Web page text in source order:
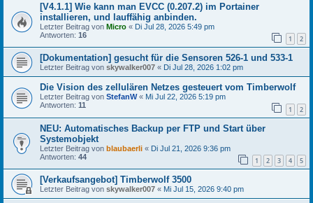
[V4.1.1] Wie kann man EVCC (0.207.2) im Portainer
installieren, und lauffähig anbinden.
Letzter Beitrag von Micro « Di Jul 28, 2026 5:49 pm
Antworten: 16 1 2
[Dokumentation] gesucht für die Sensoren 526-1 und 533-1
Letzter Beitrag von skywalker007 « Di Jul 28, 2026 1:02 pm
Die Vision des zellulären Netzes gesteuert vom Timberwolf
Letzter Beitrag von StefanW« Mi Jul 22, 2026 5:19 pm
Antworten: 11 1 2
NEU: Automatisches Backup per FTP und Start über
Systemobjekt
Letzter Beitrag von blaubaerli « Di Jul 21, 2026 9:36 pm
Antworten: 44 1 2 3 4 5
[Verkaufsangebot] Timberwolf 3500
Letzter Beitrag von skywalker007 « Mi Jul 15, 2026 9:40 pm